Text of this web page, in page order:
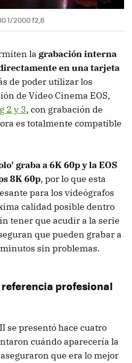
1/2000 f2,8
la grabación interna
en una tarjeta
de poder utilizar los
de Vídeo Cinema EOS,
2 y 3, con grabación de
es totalmente compatible
graba a 6K 60p y la EOS
8K 60p, por lo que esta
para los videógrafos
calidad posible dentro
tener que acudir a la serie
que pueden grabar a
sin problemas.
referencia profesional
se presentó hace cuatro
cuándo aparecería la
que era lo mejor